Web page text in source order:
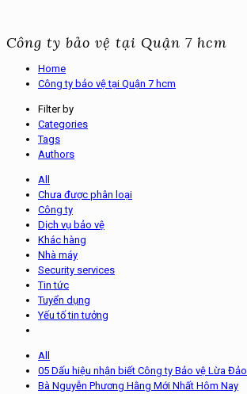
Công ty bảo vệ tại Quận 7 hcm
Home
Công ty bảo vệ tại Quận 7 hcm
Filter by
Categories
Tags
Authors
All
Chưa được phân loại
Công ty
Dịch vụ bảo vệ
Khác hàng
Nhà máy
Security services
Tin tức
Tuyển dụng
Yếu tố tin tưởng
All
05 Dấu hiệu nhận biết Công ty Bảo vệ Lừa Đảo
Bà Nguyễn Phương Hằng Mới Nhất Hôm Nay